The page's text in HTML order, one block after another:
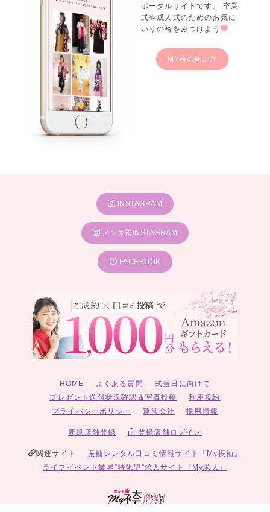
ポータルサイトです。 卒業
式や成人式のためのお気に
いりの袴をみつけよう
MY袴の使い方
INSTAGRAM
メンズ袴INSTAGRAM
FACEBOOK
HOME よくある質問
式当日に向けて
プレゼント送付状況確認＆写真投稿
利用規約
プライバシーポリシー
運営会社 採用情報
新規店舗登録 登録店舗ログイン
関連サイト
振袖レンタル口コミ情報サイト『My振袖』
ライフイベント業界”特化型”求人サイト『My求人』